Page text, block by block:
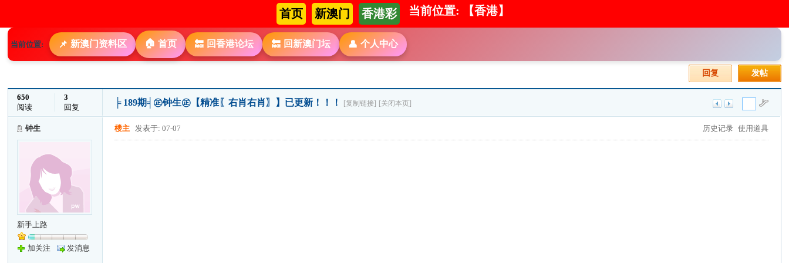
首页 新澳门 香港彩 当前位置: 【香港】
当前位置: 📌 新澳门资料区 🏠 首页 🔙 回香港论坛 🔙 回新澳门坛 👤 个人中心
发帖
回复
650
阅读
3
回复
╞ 189期╡㊣钟生㊣【精准〖右肖右肖〗】已更新！！！ [复制链接] [关闭本页]
钟生
新手上路
加关注 发消息
历史记录 使用道具
楼主 发表于: 07-07